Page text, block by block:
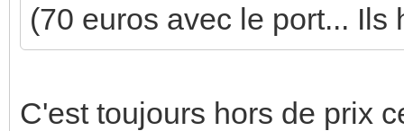
(70 euros avec le port... Ils
C'est toujours hors de prix